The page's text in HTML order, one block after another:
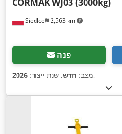
Siedlce 2,563 km
CORMAKWJ03 (3000kg)
פנה
מצב: חדש, שנת ייצור: 2026 ,